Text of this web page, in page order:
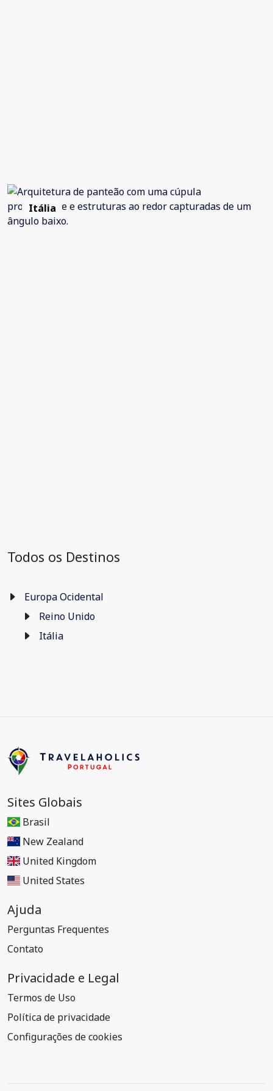
Itália
Todos os Destinos
Europa Ocidental
Reino Unido
Itália
Sites Globais
Brasil
New Zealand
United Kingdom
United States
Ajuda
Perguntas Frequentes
Contato
Privacidade e Legal
Termos de Uso
Política de privacidade
Configurações de cookies